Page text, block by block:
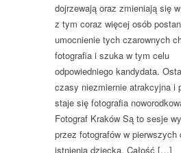
dojrzewają oraz zmieniają się
z tym coraz więcej osób
umocnienie tych czarownych
fotografia i szuka w tym celu
odpowiedniego kandydata.
czasy niezmiernie atrakcyjna i
staje się fotografia
Fotograf Kraków Są to sesje
przez fotografów w pierwszych
istnienia dziecka. Całość […]